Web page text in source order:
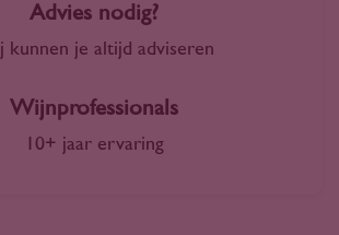
Advies nodig?
kunnen je altijd adviseren
Wijnprofessionals
10+ jaar ervaring